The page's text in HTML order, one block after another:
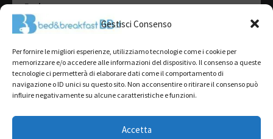
Gestisci Consenso
Per fornire le migliori esperienze, utilizziamo tecnologie come i cookie per
memorizzare e/o accedere alle informazioni del dispositivo. Il consenso a queste
tecnologie ci permetterà di elaborare dati come il comportamento di
navigazione o ID unici su questo sito. Non acconsentire o ritirare il consenso può
influire negativamente su alcune caratteristiche e funzioni.
Accetta
Esplora
Tipologie di alloggio
Destinazioni
Il mio account